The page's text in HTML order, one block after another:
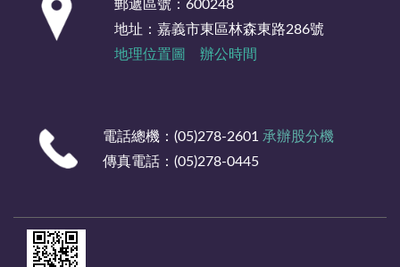
郵遞區號：600248
地址：嘉義市東區林森東路286號
地理位置圖
辦公時間
電話總機：(05)278-2601 承辦股分機
傳真電話：(05)278-0445